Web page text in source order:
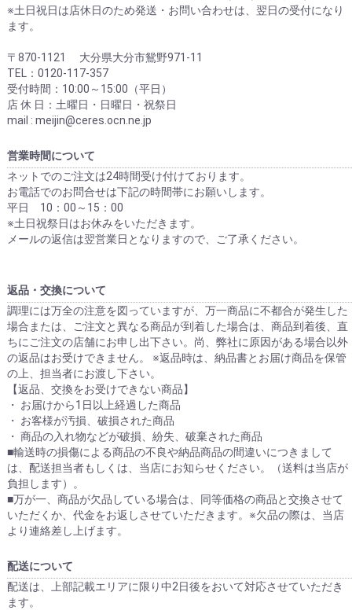
※土日祝日は店休日のため発送・お問い合わせは、翌日の受付になり
ます。
〒870-1121 大分県大分市鴛野971-11
TEL：0120-117-357
受付時間：10:00～15:00（平日）
店 休 日：土曜日・日曜日・祝祭日
mail : meijin@ceres.ocn.ne.jp
営業時間について
ネットでのご注文は24時間受け付けております。
お電話でのお問合せは下記の時間帯にお願いします。
平日 10：00～15：00
※土日祝祭日はお休みをいただきます。
メールの返信は翌営業日となりますので、ご了承ください。
返品・交換について
調理には万全の注意を図っていますが、万一商品に不都合が発生した
場合または、ご注文と異なる商品が到着した場合は、商品到着後、直
ちにご注文の店舗にお申し出下さい。尚、弊社に原因がある場合以外
の返品はお受けできません。 ※返品時は、納品書とお届け商品を保管
の上、担当者にお渡し下さい。
【返品、交換をお受けできない商品】
・ お届けから1日以上経過した商品
・ お客様が汚損、破損された商品
・ 商品の入れ物などが破損、紛失、破棄された商品
■輸送時の損傷による商品の不良や納品商品の間違いにつきまして
は、配送担当者もしくは、当店にお知らせください。（送料は当店が
負担します）。
■万が一、商品が欠品している場合は、同等価格の商品と交換させて
いただくか、代金をお返しさせていただきます。※欠品の際は、当店
より連絡差し上げます。
配送について
配送は、上部記載エリアに限り中2日後をおいて対応させていただき
ます。